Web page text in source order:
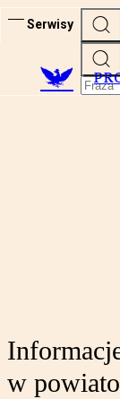
Serwisy
w